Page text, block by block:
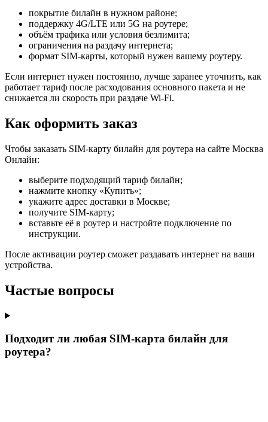
покрытие билайн в нужном районе;
поддержку 4G/LTE или 5G на роутере;
объём трафика или условия безлимита;
ограничения на раздачу интернета;
формат SIM-карты, который нужен вашему роутеру.
Если интернет нужен постоянно, лучше заранее уточнить, как
работает тариф после расходования основного пакета и не
снижается ли скорость при раздаче Wi-Fi.
Как оформить заказ
Чтобы заказать SIM-карту билайн для роутера на сайте Москва
Онлайн:
выберите подходящий тариф билайн;
нажмите кнопку «Купить»;
укажите адрес доставки в Москве;
получите SIM-карту;
вставьте её в роутер и настройте подключение по
инструкции.
После активации роутер сможет раздавать интернет на ваши
устройства.
Частые вопросы
Подходит ли любая SIM-карта билайн для
роутера?